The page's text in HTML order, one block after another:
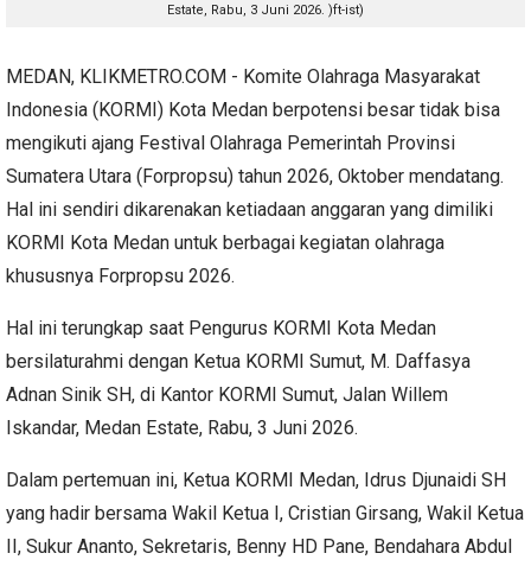
Estate, Rabu, 3 Juni 2026. )ft-ist)
MEDAN, KLIKMETRO.COM - Komite Olahraga Masyarakat
Indonesia (KORMI) Kota Medan berpotensi besar tidak bisa
mengikuti ajang Festival Olahraga Pemerintah Provinsi
Sumatera Utara (Forpropsu) tahun 2026, Oktober mendatang.
Hal ini sendiri dikarenakan ketiadaan anggaran yang dimiliki
KORMI Kota Medan untuk berbagai kegiatan olahraga
khususnya Forpropsu 2026.
Hal ini terungkap saat Pengurus KORMI Kota Medan
bersilaturahmi dengan Ketua KORMI Sumut, M. Daffasya
Adnan Sinik SH, di Kantor KORMI Sumut, Jalan Willem
Iskandar, Medan Estate, Rabu, 3 Juni 2026.
Dalam pertemuan ini, Ketua KORMI Medan, Idrus Djunaidi SH
yang hadir bersama Wakil Ketua I, Cristian Girsang, Wakil Ketua
II, Sukur Ananto, Sekretaris, Benny HD Pane, Bendahara Abdul